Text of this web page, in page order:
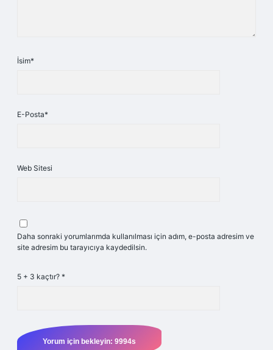
İsim*
E-Posta*
Web Sitesi
Daha sonraki yorumlarımda kullanılması için adım, e-posta adresim ve
site adresim bu tarayıcıya kaydedilsin.
5 + 3 kaçtır? *